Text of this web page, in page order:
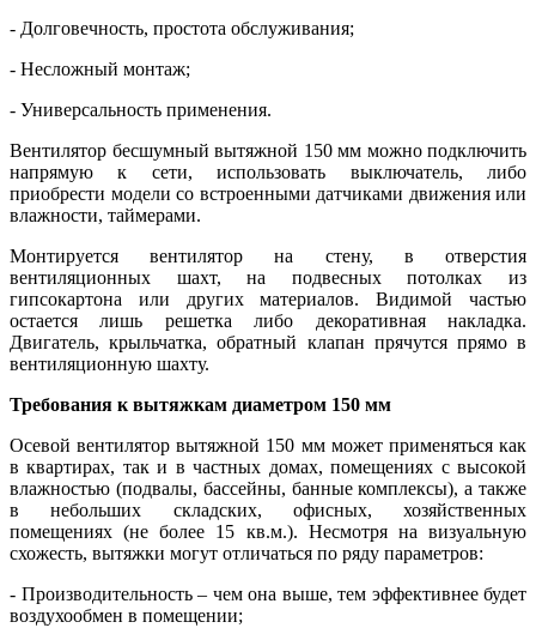
- Долговечность, простота обслуживания;
- Несложный монтаж;
- Универсальность применения.
Вентилятор бесшумный вытяжной 150 мм можно подключить
напрямую к сети, использовать выключатель, либо
приобрести модели со встроенными датчиками движения или
влажности, таймерами.
Монтируется вентилятор на стену, в отверстия
вентиляционных шахт, на подвесных потолках из
гипсокартона или других материалов. Видимой частью
остается лишь решетка либо декоративная накладка.
Двигатель, крыльчатка, обратный клапан прячутся прямо в
вентиляционную шахту.
Требования к вытяжкам диаметром 150 мм
Осевой вентилятор вытяжной 150 мм может применяться как
в квартирах, так и в частных домах, помещениях с высокой
влажностью (подвалы, бассейны, банные комплексы), а также
в небольших складских, офисных, хозяйственных
помещениях (не более 15 кв.м.). Несмотря на визуальную
схожесть, вытяжки могут отличаться по ряду параметров:
- Производительность – чем она выше, тем эффективнее будет
воздухообмен в помещении;